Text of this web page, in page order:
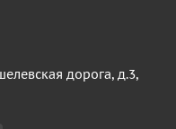
дорога, д.3,